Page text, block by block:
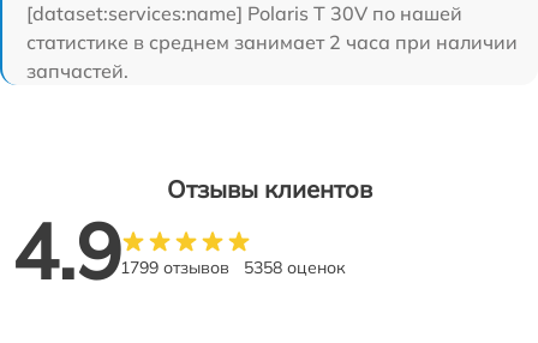
[dataset:services:name] Polaris T 30V по нашей
статистике в среднем занимает 2 часа при наличии
запчастей.
Отзывы клиентов
4.91799 отзывов 5358 оценок